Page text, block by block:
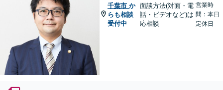
千葉市 か
らも相談
受付中
面談方法(対面・電
話・ビデオなど)は
応相談
営業時
間：本日
定休日